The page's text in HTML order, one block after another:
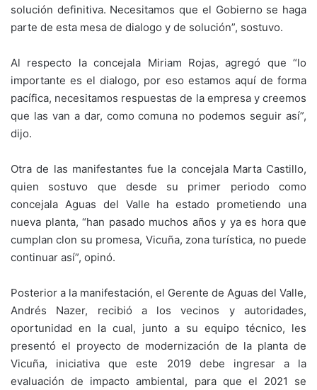
solución definitiva. Necesitamos que el Gobierno se haga
parte de esta mesa de dialogo y de solución”, sostuvo.
Al respecto la concejala Miriam Rojas, agregó que “lo
importante es el dialogo, por eso estamos aquí de forma
pacífica, necesitamos respuestas de la empresa y creemos
que las van a dar, como comuna no podemos seguir así”,
dijo.
Otra de las manifestantes fue la concejala Marta Castillo,
quien sostuvo que desde su primer periodo como
concejala Aguas del Valle ha estado prometiendo una
nueva planta, “han pasado muchos años y ya es hora que
cumplan clon su promesa, Vicuña, zona turística, no puede
continuar así”, opinó.
Posterior a la manifestación, el Gerente de Aguas del Valle,
Andrés Nazer, recibió a los vecinos y autoridades,
oportunidad en la cual, junto a su equipo técnico, les
presentó el proyecto de modernización de la planta de
Vicuña, iniciativa que este 2019 debe ingresar a la
evaluación de impacto ambiental, para que el 2021 se